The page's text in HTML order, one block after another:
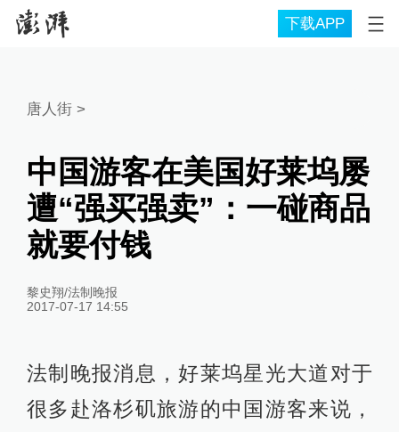
下载APP
唐人街>
中国游客在美国好莱坞屡
遭“强买强卖”：一碰商品
就要付钱
黎史翔/法制晚报
2017-07-17 14:55
法制晚报消息，好莱坞星光大道对于
很多赴洛杉矶旅游的中国游客来说，